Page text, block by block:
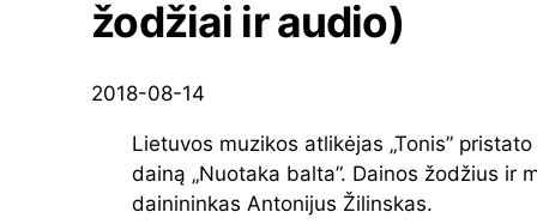
žodžiai ir audio)
2018-08-14
Lietuvos muzikos atlikėjas „Tonis”
dainą „Nuotaka balta”. Dainos žodžius ir
dainininkas Antonijus Žilinskas.